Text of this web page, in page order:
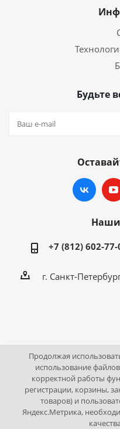
Будьте
Наши
+7 (812) 602-77-
г. Санкт-
2009 - 2026 ©
195043, г. Санкт-
Продолжая
использование
корректной работы
регистрации, корзины,
товаров) и
Яндекс.Метрика,